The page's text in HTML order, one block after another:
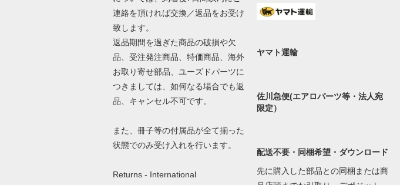
連絡を頂ければ交換／返品をお受け
致します。
返品期間を過ぎた商品の破損や欠
品、受注発注商品、特価商品、海外
お取り寄せ部品、ユーズドパーツに
つきましては、如何なる場合でも返
品、キャンセル不可です。
また、冊子等の付属品が全て揃った
状態でのみ受け入れを行います。
Returns - International
ヤマト運輸
佐川急便(エアロパーツ等・法人宛
限定）
配送不要・同梱希望・ダウンロード
先に購入した部品との同梱または商